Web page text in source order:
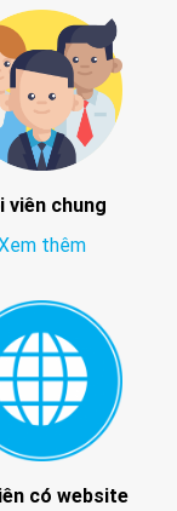
viên chung
thêm
có website